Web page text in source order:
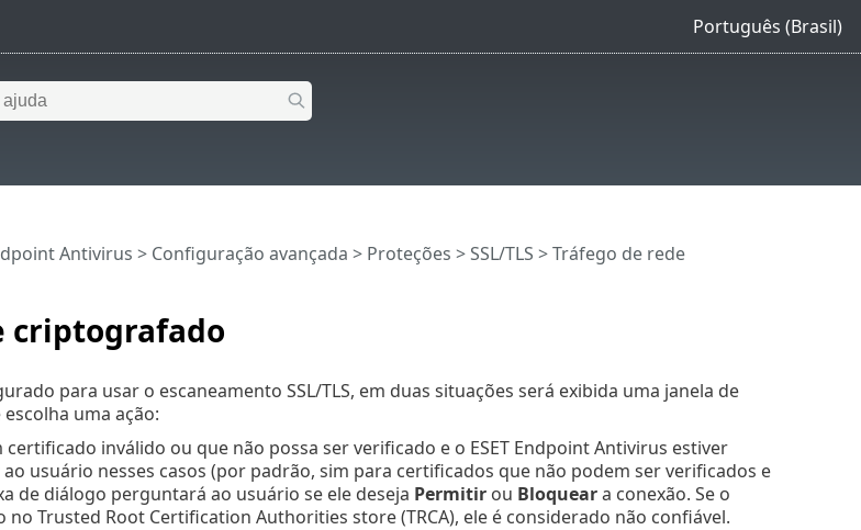
Português (Brasil)
criptografado
Antivirus > Configuração avançada > Proteções >SSL/TLS > Tráfego de rede
para usar o escaneamento SSL/TLS, em duas situações será exibida uma janela de
uma ação:
inválido ou que não possa ser verificado e o ESET Endpoint Antivirus estiver
usuário nesses casos (por padrão, sim para certificados que não podem ser verificados e
de diálogo perguntará ao usuário se ele deseja Permitirou Bloqueara conexão. Se o
Trusted Root Certification Authorities store (TRCA), ele é considerado não confiável.